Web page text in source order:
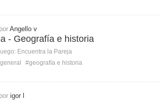
Angello v
- Geografía e historia
Encuentra la Pareja
#geografía e historia
igor l